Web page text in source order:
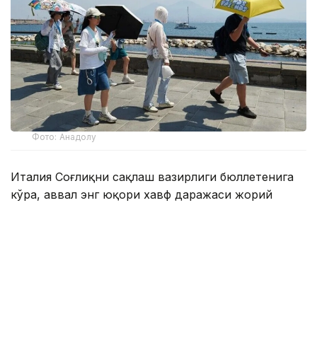
Фото: Анадолу
Италия Соғлиқни сақлаш вазирлиги бюллетенига
кўра, аввал энг юқори хавф даражаси жорий